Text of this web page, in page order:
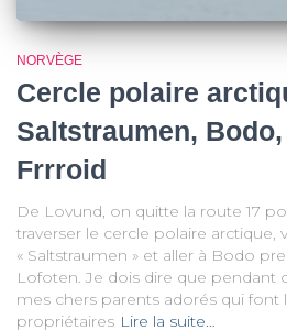
NORVÈGE
Cercle polaire
Saltstraumen,
Frrroid
De Lovund, on quitte la route 17
traverser le cercle polaire arctique,
« Saltstraumen » et aller à Bodo
Lofoten. Je dois dire que pendant
mes chers parents adorés qui font
propriétaires Lire la suite…